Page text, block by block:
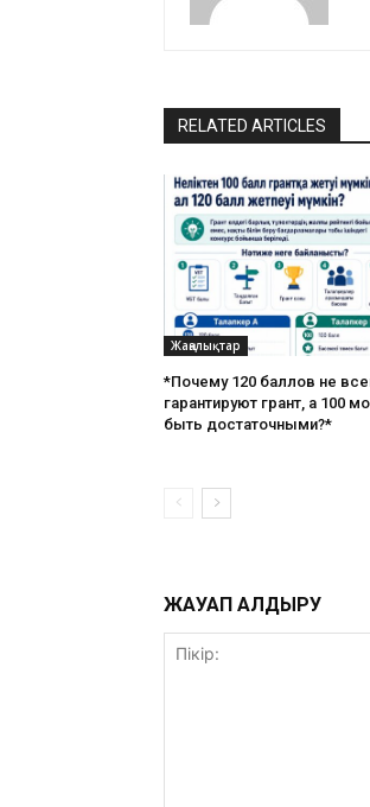
RELATED ARTICLES
Жаңалықтар
*Почему 120 баллов не
гарантируют грант, а 100
быть достаточными?*
ЖАУАП ҚАЛДЫРУ